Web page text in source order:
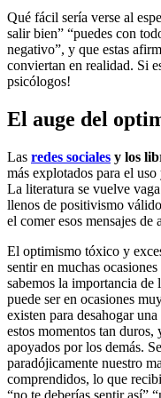
Qué fácil sería verse al
salir bien” “puedes con
negativo”, y que estas
conviertan en realidad. Si
psicólogos!
El auge del
Las redes sociales y los
más explotados para el
La literatura se vuelve
llenos de positivismo
el comer esos mensajes
El optimismo tóxico y
sentir en muchas ocasiones
sabemos la importancia de
puede ser en ocasiones
existen para desahogar
estos momentos tan
apoyados por los demás.
paradójicamente nuestro
comprendidos, lo que
“no te deberías sentir así”